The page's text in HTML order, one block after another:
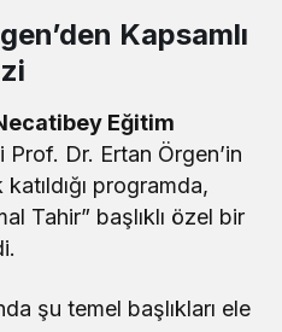
Kapsamlı
Eğitim
Dr. Ertan Örgen’in
programda,
Tahir” başlıklı özel bir
şu temel başlıkları ele